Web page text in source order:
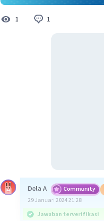
1 1
Dela A Community
29 Januari 2024 21:28
Jawaban terverifikasi